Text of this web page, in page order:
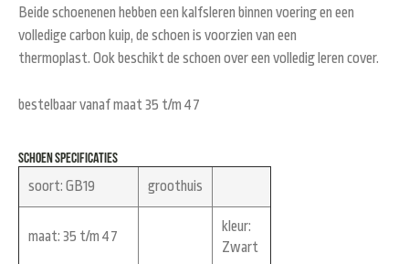
Beide schoenenen hebben een kalfsleren binnen voering en een
volledige carbon kuip, de schoen is voorzien van een
thermoplast. Ook beschikt de schoen over een volledig leren cover.
bestelbaar vanaf maat 35 t/m 47
schoen specificaties
soort: GB19 groothuis
maat: 35 t/m 47
kleur:
Zwart